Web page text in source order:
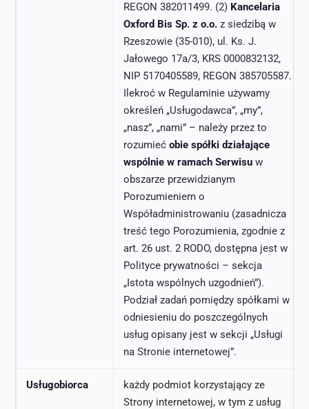
REGON 382011499. (2) Kancelaria
Oxford Bis Sp. z o.o. z siedzibą w
Rzeszowie (35-010), ul. Ks. J.
Jałowego 17a/3, KRS 0000832132,
NIP 5170405589, REGON 385705587.
Ilekroć w Regulaminie używamy
określeń „Usługodawca”, „my”,
„nasz”, „nami” – należy przez to
rozumieć obie spółki działające
wspólnie w ramach Serwisu w
obszarze przewidzianym
Porozumieniem o
Współadministrowaniu (zasadnicza
treść tego Porozumienia, zgodnie z
art. 26 ust. 2 RODO, dostępna jest w
Polityce prywatności – sekcja
„Istota wspólnych uzgodnień”).
Podział zadań pomiędzy spółkami w
odniesieniu do poszczególnych
usług opisany jest w sekcji „Usługi
na Stronie internetowej”.
Usługobiorca
każdy podmiot korzystający ze
Strony internetowej, w tym z usług